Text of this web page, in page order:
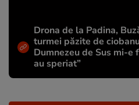
Drona de la Padina,
turmei păzite de
Dumnezeu de Sus mi-e
au speriat”